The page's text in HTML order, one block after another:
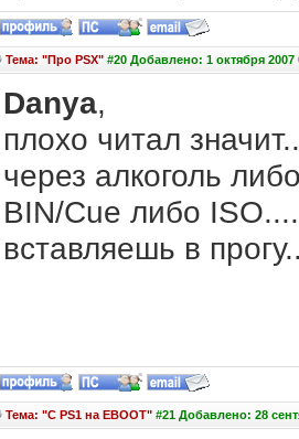
Тема: "Про PSX"#20 Добавлено: 1 октября 2007
Danya,
плохо читал
через алкоголь
BIN/Cue либо
вставляешь в
Тема: "С PS1 на EBOOT"#21 Добавлено: 28